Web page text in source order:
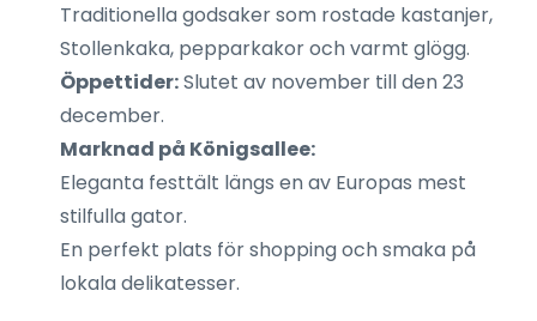
Traditionella godsaker som rostade kastanjer,
Stollenkaka, pepparkakor och varmt glögg.
Öppettider:Slutet av november till den 23
december.
Marknad på Königsallee:
Eleganta festtält längs en av Europas mest
stilfulla gator.
En perfekt plats för shopping och smaka på
lokala delikatesser.